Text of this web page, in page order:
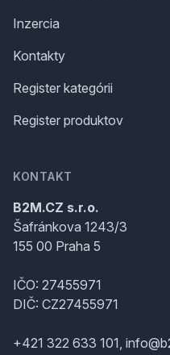
Inzercia
Kontakty
Register kategórii
Register produktov
KONTAKT
B2M.CZ s.r.o.
Šafránkova 1243/3
155 00 Praha 5
IČO: 27455971
DIČ: CZ27455971
+421 322 633 101,